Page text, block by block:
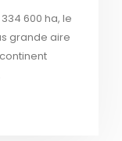
600 ha, le
grande aire